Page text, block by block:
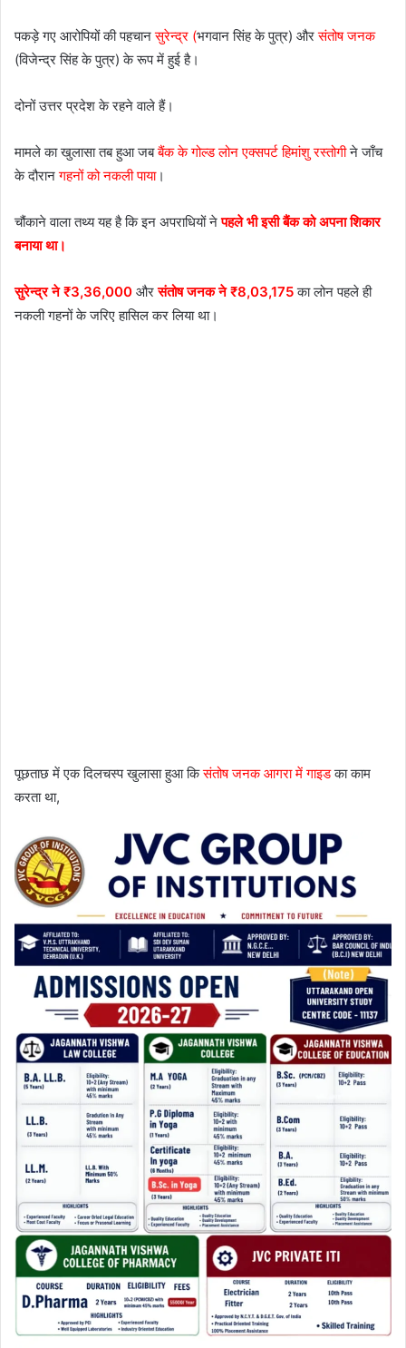
पकड़े गए आरोपियों की पहचानसुरेन्द्र (भगवान सिंह के पुत्र) औरसंतोष जनक
(विजेन्द्र सिंह के पुत्र) के रूप में हुई है।
दोनों उत्तर प्रदेश के रहने वाले हैं।
मामले का खुलासा तब हुआ जबबैंक के गोल्ड लोन एक्सपर्ट हिमांशु रस्तोगीने जाँच
के दौरानगहनों को नकली पाया।
चौंकाने वाला तथ्य यह है कि इन अपराधियों नेपहले भी इसी बैंक को अपना शिकार
बनाया था।
सुरेन्द्र ने ₹3,36,000 औरसंतोष जनक ने ₹8,03,175 का लोन पहले ही
नकली गहनों के जरिए हासिल कर लिया था।
पूछताछ में एक दिलचस्प खुलासा हुआ किसंतोष जनक आगरा में गाइडका काम
करता था,